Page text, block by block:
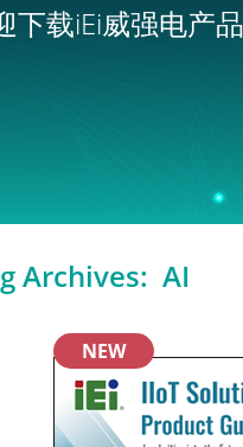
下载iEi威强电产
Archives: AI
NEW